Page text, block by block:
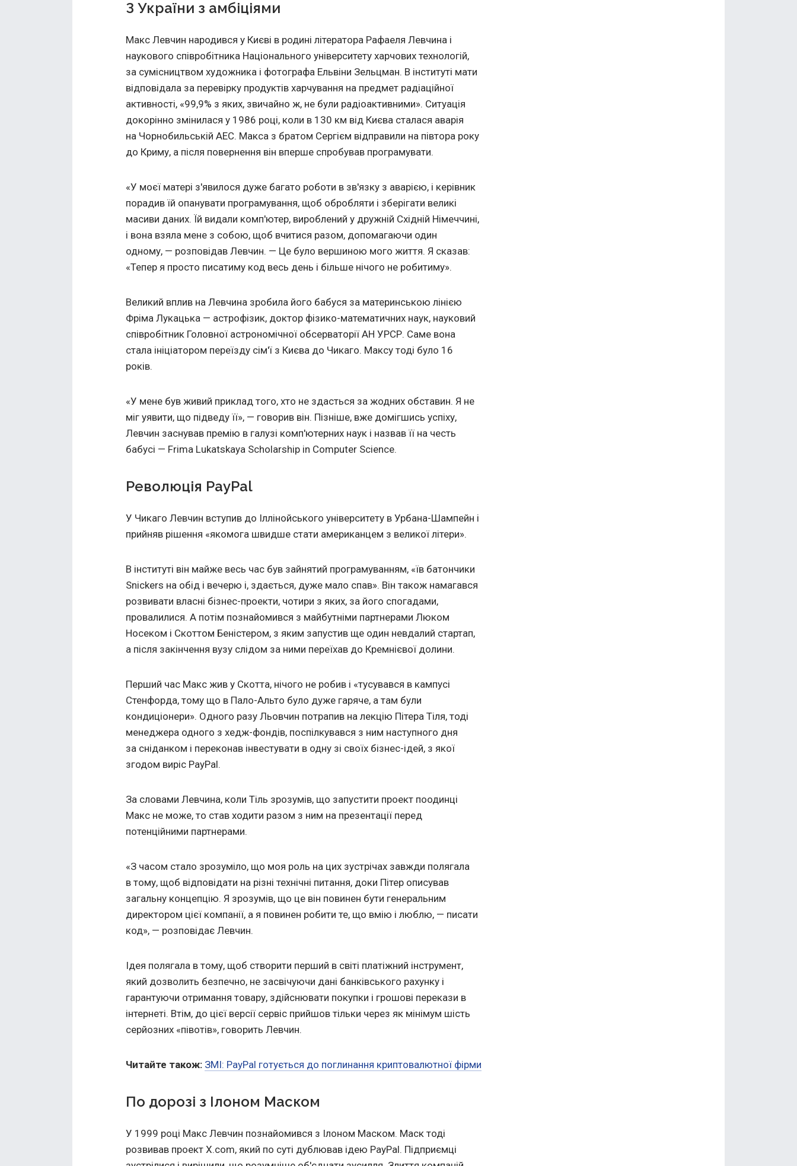
З України з амбіціями
Макс Левчин народився у Києві в родині літератора Рафаеля Левчина і
наукового співробітника Національного університету харчових технологій,
за сумісництвом художника і фотографа Ельвіни Зельцман. В інституті мати
відповідала за перевірку продуктів харчування на предмет радіаційної
активності, «99,9% з яких, звичайно ж, не були радіоактивними». Ситуація
докорінно змінилася у 1986 році, коли в 130 км від Києва сталася аварія
на Чорнобильській АЕС. Макса з братом Сергієм відправили на півтора року
до Криму, а після повернення він вперше спробував програмувати.
«У моєї матері з'явилося дуже багато роботи в зв'язку з аварією, і керівник
порадив їй опанувати програмування, щоб обробляти і зберігати великі
масиви даних. Їй видали комп'ютер, вироблений у дружній Східній Німеччині,
і вона взяла мене з собою, щоб вчитися разом, допомагаючи один
одному, — розповідав Левчин. — Це було вершиною мого життя. Я сказав:
«Тепер я просто писатиму код весь день і більше нічого не робитиму».
Великий вплив на Левчина зробила його бабуся за материнською лінією
Фріма Лукацька — астрофізик, доктор фізико-математичних наук, науковий
співробітник Головної астрономічної обсерваторії АН УРСР. Саме вона
стала ініціатором переїзду сім'ї з Києва до Чикаго. Максу тоді було 16
років.
«У мене був живий приклад того, хто не здасться за жодних обставин. Я не
міг уявити, що підведу її», — говорив він. Пізніше, вже домігшись успіху,
Левчин заснував премію в галузі комп'ютерних наук і назвав її на честь
бабусі — Frima Lukatskaya Scholarship in Computer Science.
Революція PayPal
У Чикаго Левчин вступив до Іллінойcького університету в Урбана-Шампейн і
прийняв рішення «якомога швидше стати американцем з великої літери».
В інституті він майже весь час був зайнятий програмуванням, «їв батончики
Snickers на обід і вечерю і, здається, дуже мало спав». Він також намагався
розвивати власні бізнес-проекти, чотири з яких, за його спогадами,
провалилися. А потім познайомився з майбутніми партнерами Люком
Носеком і Скоттом Беністером, з яким запустив ще один невдалий стартап,
а після закінчення вузу слідом за ними переїхав до Кремнієвої долини.
Перший час Макс жив у Скотта, нічого не робив і «тусувався в кампусі
Стенфорда, тому що в Пало-Альто було дуже гаряче, а там були
кондиціонери». Одного разу Льовчин потрапив на лекцію Пітера Тіля, тоді
менеджера одного з хедж-фондів, поспілкувався з ним наступного дня
за сніданком і переконав інвестувати в одну зі своїх бізнес-ідей, з якої
згодом виріс PayPal.
За словами Левчина, коли Тіль зрозумів, що запустити проект поодинці
Макс не може, то став ходити разом з ним на презентації перед
потенційними партнерами.
«З часом стало зрозуміло, що моя роль на цих зустрічах завжди полягала
в тому, щоб відповідати на різні технічні питання, доки Пітер описував
загальну концепцію. Я зрозумів, що це він повинен бути генеральним
директором цієї компанії, а я повинен робити те, що вмію і люблю, — писати
код», — розповідає Левчин.
Ідея полягала в тому, щоб створити перший в світі платіжний інструмент,
який дозволить безпечно, не засвічуючи дані банківського рахунку і
гарантуючи отримання товару, здійснювати покупки і грошові перекази в
інтернеті. Втім, до цієї версії сервіс прийшов тільки через як мінімум шість
серйозних «півотів», говорить Левчин.
Читайте також: ЗМІ: PayPal готується до поглинання криптовалютної фірми
По дорозі з Ілоном Маском
У 1999 році Макс Левчин познайомився з Ілоном Маском. Маск тоді
розвивав проект X.com, який по суті дублював ідею PayPal. Підприємці